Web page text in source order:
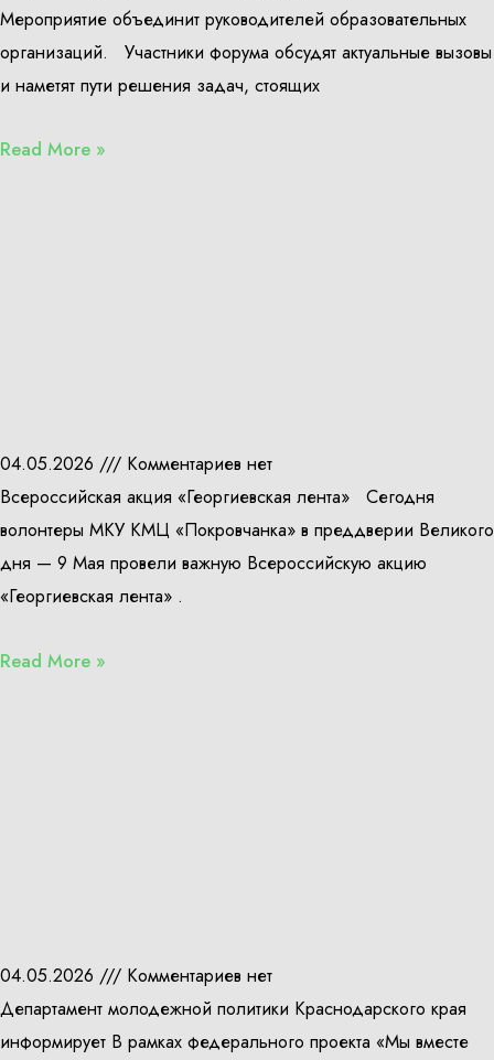
Мероприятие объединит руководителей образовательных
организаций. Участники форума обсудят актуальные вызовы
и наметят пути решения задач, стоящих
Read More »
04.05.2026
Комментариев нет
Всероссийская акция «Георгиевская лента» Сегодня
волонтеры МКУ КМЦ «Покровчанка» в преддверии Великого
дня — 9 Мая провели важную Всероссийскую акцию
«Георгиевская лента» .
Read More »
04.05.2026
Комментариев нет
Департамент молодежной политики Краснодарского края
информирует В рамках федерального проекта «Мы вместе